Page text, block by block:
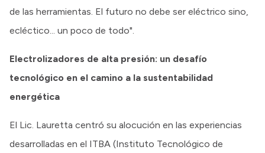
de las herramientas. El futuro no debe ser eléctrico sino,
ecléctico... un poco de todo".
Electrolizadores de alta presión: un desafío
tecnológico en el camino a la sustentabilidad
energética
El Lic. Lauretta centró su alocución en las experiencias
desarrolladas en el ITBA (Instituto Tecnológico de